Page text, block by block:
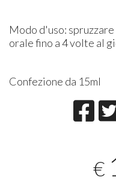
Modo d'uso:
orale fino a 4 volte al
Confezione da 15ml
€